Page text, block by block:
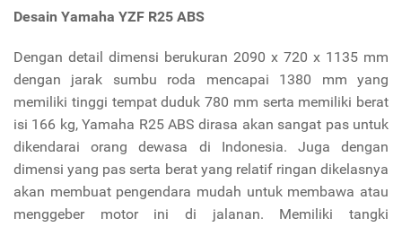
Desain Yamaha YZF R25 ABS
Dengan detail dimensi berukuran 2090 x 720 x 1135 mm
dengan jarak sumbu roda mencapai 1380 mm yang
memiliki tinggi tempat duduk 780 mm serta memiliki berat
isi 166 kg, Yamaha R25 ABS dirasa akan sangat pas untuk
dikendarai orang dewasa di Indonesia. Juga dengan
dimensi yang pas serta berat yang relatif ringan dikelasnya
akan membuat pengendara mudah untuk membawa atau
menggeber motor ini di jalanan. Memiliki tangki